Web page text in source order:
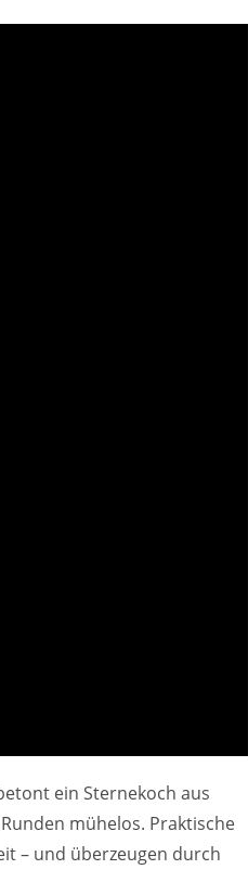
ein Sternekoch aus
mühelos. Praktische
– und überzeugen durch